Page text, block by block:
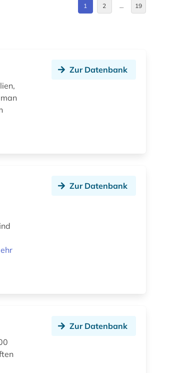
1 2 … 19
Zur Datenbank
Zur Datenbank
Zur Datenbank